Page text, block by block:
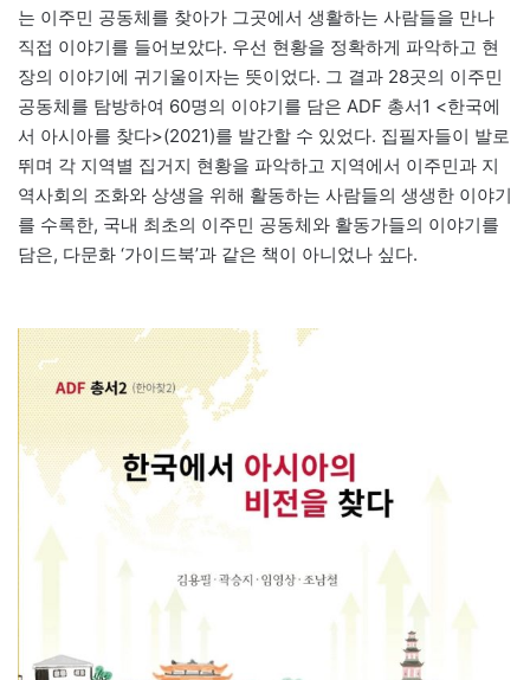
는 이주민 공동체를 찾아가 그곳에서 생활하는 사람들을 만나
직접 이야기를 들어보았다. 우선 현황을 정확하게 파악하고 현
장의 이야기에 귀기울이자는 뜻이었다. 그 결과 28곳의 이주민
공동체를 탐방하여 60명의 이야기를 담은 ADF 총서1 <한국에
서 아시아를 찾다>(2021)를 발간할 수 있었다. 집필자들이 발로
뛰며 각 지역별 집거지 현황을 파악하고 지역에서 이주민과 지
역사회의 조화와 상생을 위해 활동하는 사람들의 생생한 이야기
를 수록한, 국내 최초의 이주민 공동체와 활동가들의 이야기를
담은, 다문화 ‘가이드북’과 같은 책이 아니었나 싶다.